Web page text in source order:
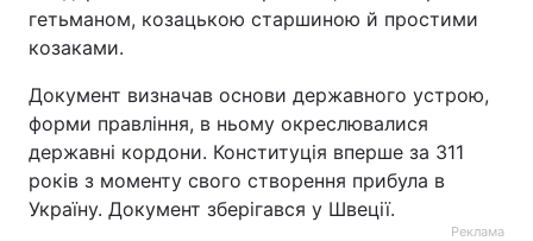
гетьманом, козацькою старшиною й простими
козаками.
Документ визначав основи державного устрою,
форми правління, в ньому окреслювалися
державні кордони. Конституція вперше за 311
років з моменту свого створення прибула в
Україну. Документ зберігався у Швеції.
Реклама